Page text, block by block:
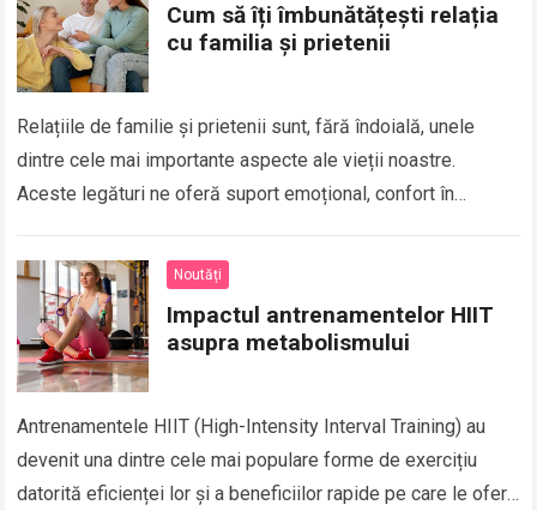
Cum să îți îmbunătățești relația
cu familia și prietenii
Relațiile de familie și prietenii sunt, fără îndoială, unele
dintre cele mai importante aspecte ale vieții noastre.
Aceste legături ne oferă suport emoțional, confort în
Noutăți
Impactul antrenamentelor HIIT
asupra metabolismului
Antrenamentele HIIT (High-Intensity Interval Training) au
devenit una dintre cele mai populare forme de exercițiu
datorită eficienței lor și a beneficiilor rapide pe care le oferă